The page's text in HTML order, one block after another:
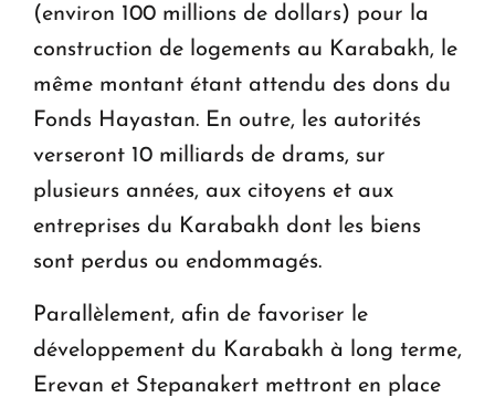
(environ 100 millions de dollars) pour la
construction de logements au Karabakh, le
même montant étant attendu des dons du
Fonds Hayastan. En outre, les autorités
verseront 10 milliards de drams, sur
plusieurs années, aux citoyens et aux
entreprises du Karabakh dont les biens
sont perdus ou endommagés.
Parallèlement, afin de favoriser le
développement du Karabakh à long terme,
Erevan et Stepanakert mettront en place